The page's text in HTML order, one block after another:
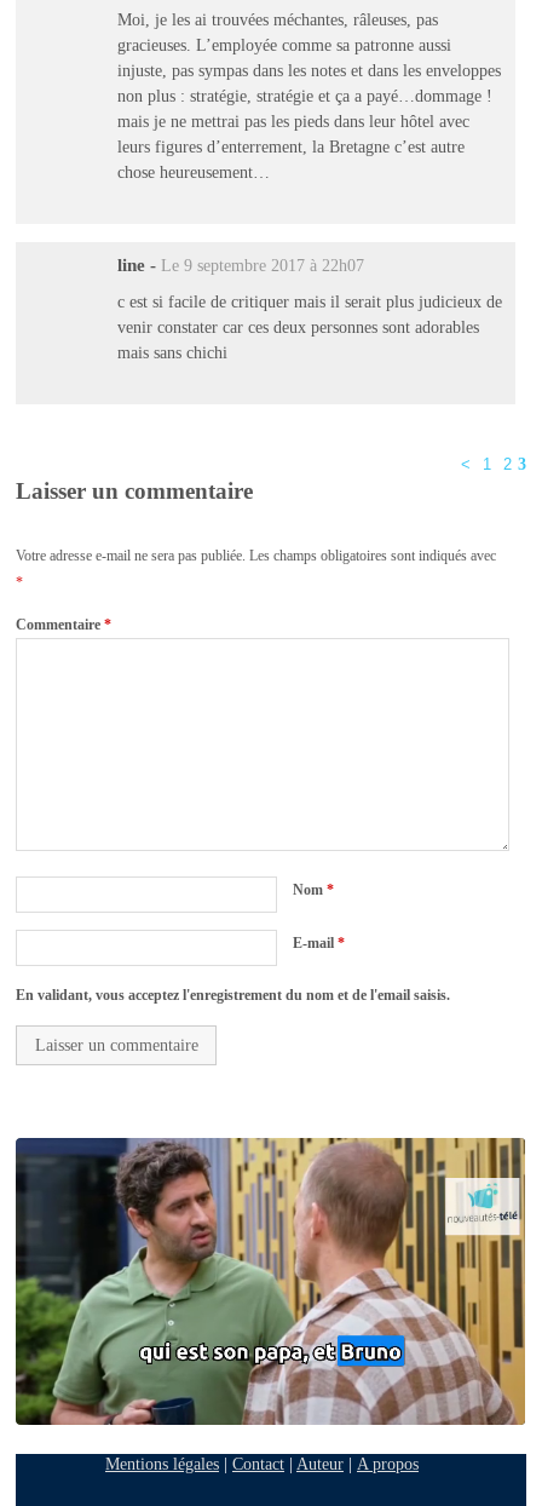
Moi, je les ai trouvées méchantes, râleuses, pas
gracieuses. L’employée comme sa patronne aussi
injuste, pas sympas dans les notes et dans les enveloppes
non plus : stratégie, stratégie et ça a payé…dommage !
mais je ne mettrai pas les pieds dans leur hôtel avec
leurs figures d’enterrement, la Bretagne c’est autre
chose heureusement…
line - Le 9 septembre 2017 à 22h07
c est si facile de critiquer mais il serait plus judicieux de
venir constater car ces deux personnes sont adorables
mais sans chichi
< 1 2 3
Laisser un commentaire
Votre adresse e-mail ne sera pas publiée. Les champs obligatoires sont indiqués avec
*
Commentaire*
Nom*
E-mail*
En validant, vous acceptez l'enregistrement du nom et de l'email saisis.
Mentions légales| Contact| Auteur| A propos